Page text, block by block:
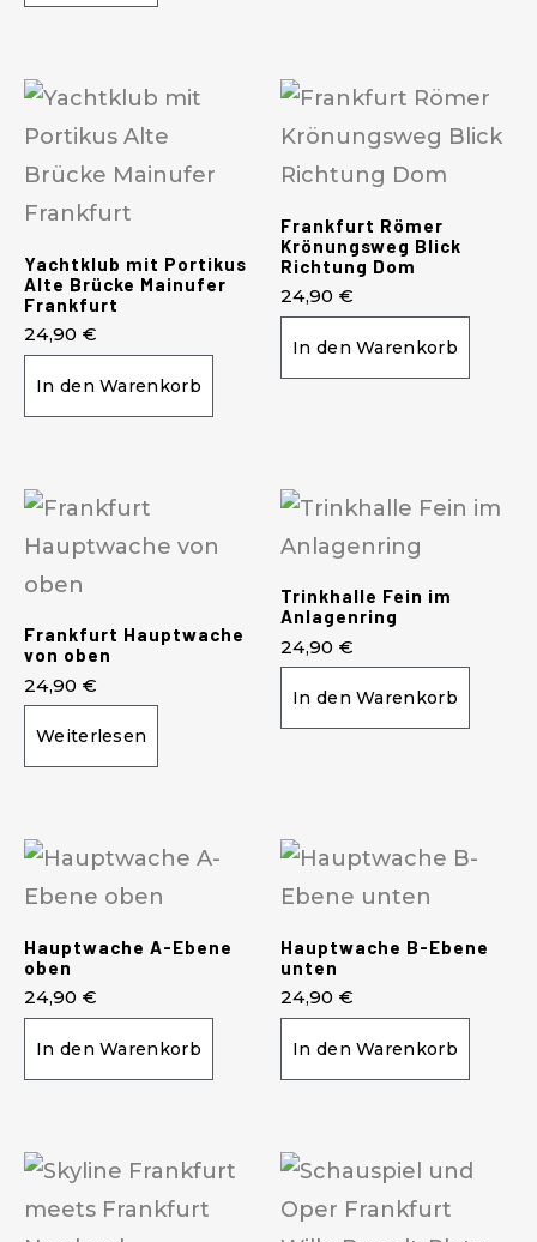
Yachtklub mit Portikus
Alte Brücke Mainufer
Frankfurt
24,90 €
In den Warenkorb
Frankfurt Römer
Krönungsweg Blick
Richtung Dom
24,90 €
In den Warenkorb
Frankfurt Hauptwache
von oben
24,90 €
Weiterlesen
Trinkhalle Fein im
Anlagenring
24,90 €
In den Warenkorb
Hauptwache A-Ebene
oben
24,90 €
In den Warenkorb
Hauptwache B-Ebene
unten
24,90 €
In den Warenkorb